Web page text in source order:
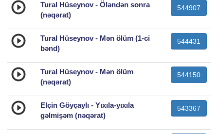
Tural Hüseynov - Öləndən sonra
(nəqərat)
544907
Tural Hüseynov - Mən ölüm (1-ci
bənd)
544431
Tural Hüseynov - Mən ölüm
(nəqərat)
544150
Elçin Göyçaylı - Yıxıla-yıxıla
gəlmişəm (nəqərat)
543367